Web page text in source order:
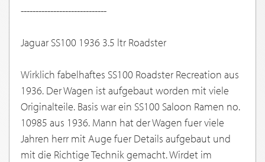
-----------------------------
Jaguar SS100 1936 3.5 ltr Roadster
Wirklich fabelhaftes SS100 Roadster Recreation aus
1936. Der Wagen ist aufgebaut worden mit viele
Originalteile. Basis war ein SS100 Saloon Ramen no.
10985 aus 1936. Mann hat der Wagen fuer viele
Jahren herr mit Auge fuer Details aufgebaut und
mit die Richtige Technik gemacht. Wirdet im